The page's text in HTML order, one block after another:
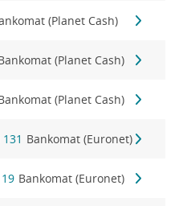
(Planet Cash)
(Planet Cash)
(Planet Cash)
Bankomat (Euronet)
Bankomat (Euronet)